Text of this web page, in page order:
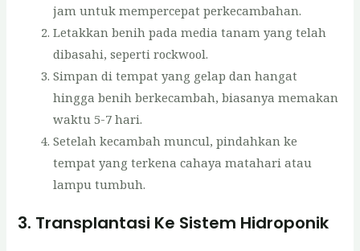
jam untuk mempercepat perkecambahan.
Letakkan benih pada media tanam yang telah
dibasahi, seperti rockwool.
Simpan di tempat yang gelap dan hangat
hingga benih berkecambah, biasanya memakan
waktu 5-7 hari.
Setelah kecambah muncul, pindahkan ke
tempat yang terkena cahaya matahari atau
lampu tumbuh.
3. Transplantasi Ke Sistem Hidroponik